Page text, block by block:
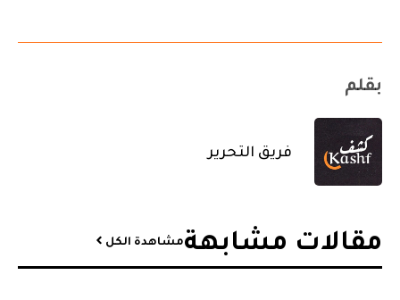
بقلم
فريق التحرير
مقالات مشابهة​مشاهدة الكل